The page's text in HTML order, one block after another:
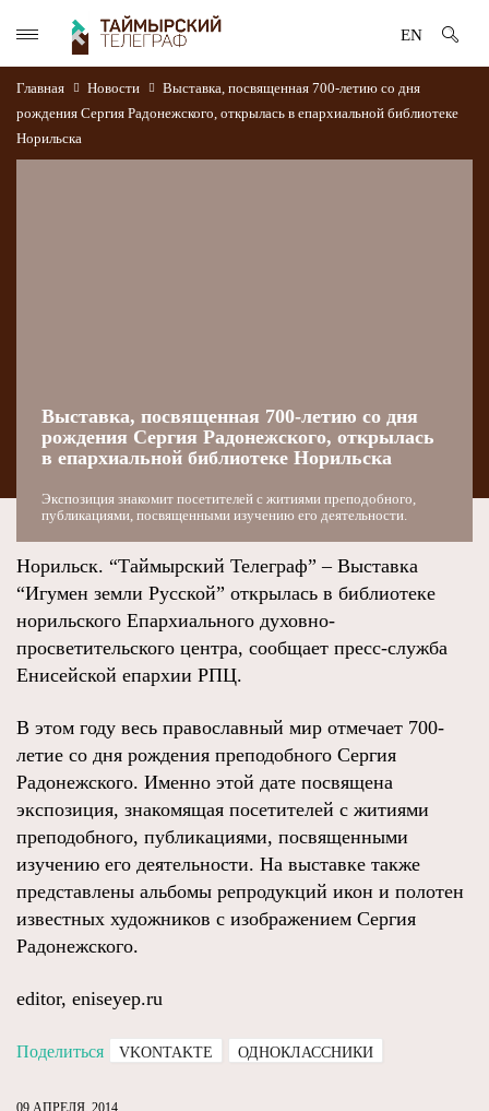
EN
Главная Новости
Выставка, посвященная 700-летию со дня
рождения Сергия Радонежского, открылась в епархиальной библиотеке
Норильска
Выставка, посвященная 700-летию со дня
рождения Сергия Радонежского, открылась
в епархиальной библиотеке Норильска
Экспозиция знакомит посетителей с житиями преподобного,
публикациями, посвященными изучению его деятельности.
Норильск. “Таймырский Телеграф” – Выставка
“Игумен земли Русской” открылась в библиотеке
норильского Епархиального духовно-
просветительского центра, сообщает пресс-служба
Енисейской епархии РПЦ.
В этом году весь православный мир отмечает 700-
летие со дня рождения преподобного Сергия
Радонежского. Именно этой дате посвящена
экспозиция, знакомящая посетителей с житиями
преподобного, публикациями, посвященными
изучению его деятельности. На выставке также
представлены альбомы репродукций икон и полотен
известных художников с изображением Сергия
Радонежского.
editor, eniseyep.ru
Поделиться VKONTAKTE ОДНОКЛАССНИКИ
09 АПРЕЛЯ, 2014